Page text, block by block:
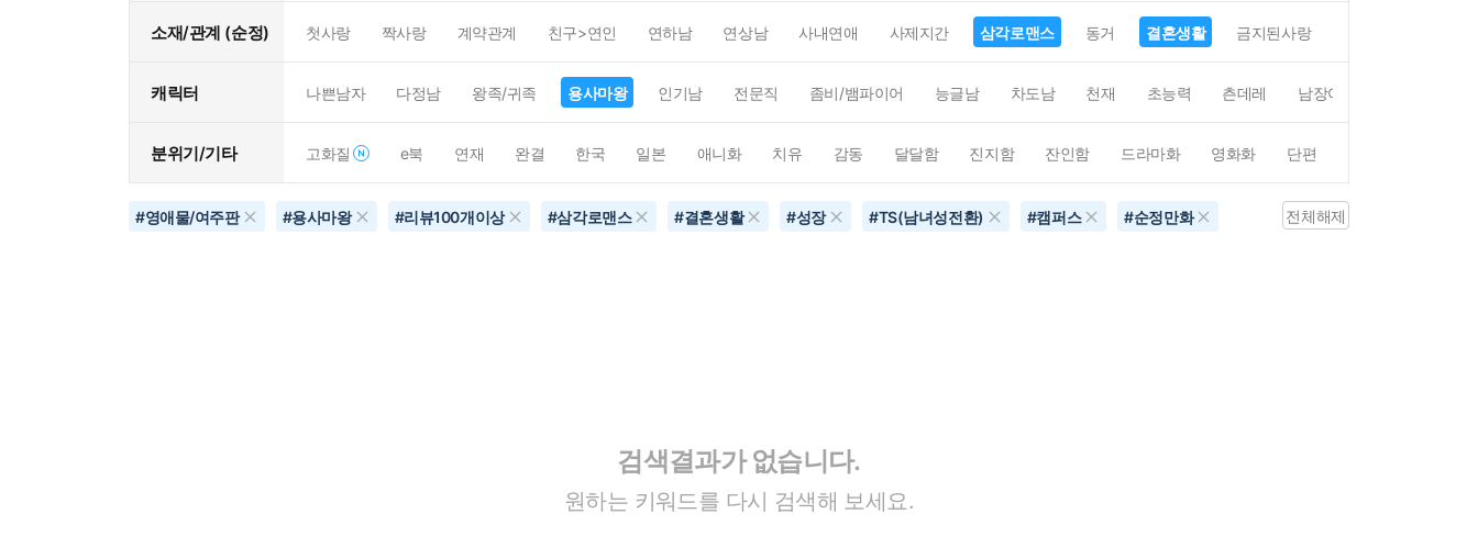
소재/관계 (순정) 첫사랑 짝사랑 계약관계 친구>연인 연하남 연상남 사내연애 사제지간 삼각로맨스 동거 결혼생활 금지된사랑
캐릭터 나쁜남자 다정남 왕족/귀족 용사마왕 인기남 전문직 좀비/뱀파이어 능글남 차도남 천재 초능력 츤데레 남장여자
분위기/기타 고화질 e북 연재 완결 한국 일본 애니화 치유 감동 달달함 진지함 잔인함 드라마화 영화화 단편
#영애물/여주판 #용사마왕 #리뷰100개이상 #삼각로맨스 #결혼생활 #성장 #TS(남녀성전환) #캠퍼스 #순정만화 전체해제
검색결과가 없습니다.
원하는 키워드를 다시 검색해 보세요.